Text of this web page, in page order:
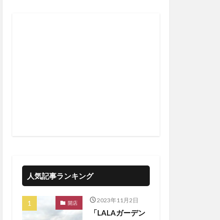
人気記事ランキング
開店 2023年11月2日
「LALAガーデン